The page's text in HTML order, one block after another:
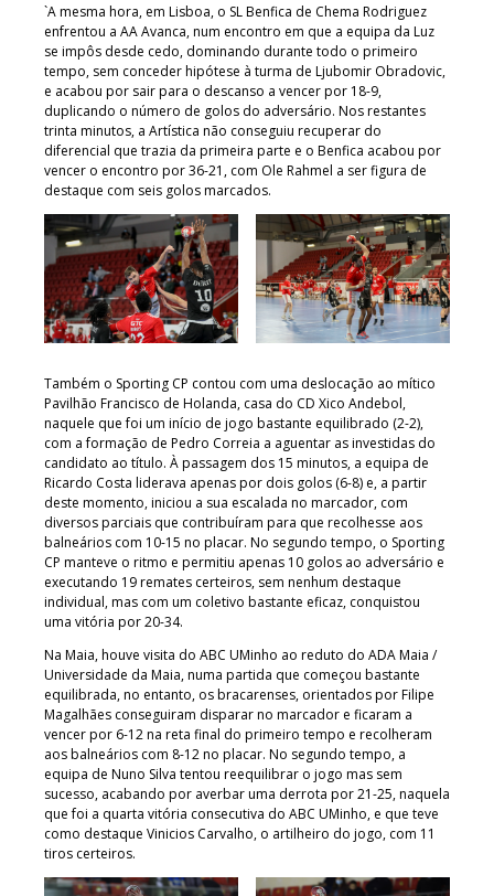
`A mesma hora, em Lisboa, o SL Benfica de Chema Rodriguez
enfrentou a AA Avanca, num encontro em que a equipa da Luz
se impôs desde cedo, dominando durante todo o primeiro
tempo, sem conceder hipótese à turma de Ljubomir Obradovic,
e acabou por sair para o descanso a vencer por 18-9,
duplicando o número de golos do adversário. Nos restantes
trinta minutos, a Artística não conseguiu recuperar do
diferencial que trazia da primeira parte e o Benfica acabou por
vencer o encontro por 36-21, com Ole Rahmel a ser figura de
destaque com seis golos marcados.
Também o Sporting CP contou com uma deslocação ao mítico
Pavilhão Francisco de Holanda, casa do CD Xico Andebol,
naquele que foi um início de jogo bastante equilibrado (2-2),
com a formação de Pedro Correia a aguentar as investidas do
candidato ao título. À passagem dos 15 minutos, a equipa de
Ricardo Costa liderava apenas por dois golos (6-8) e, a partir
deste momento, iniciou a sua escalada no marcador, com
diversos parciais que contribuíram para que recolhesse aos
balneários com 10-15 no placar. No segundo tempo, o Sporting
CP manteve o ritmo e permitiu apenas 10 golos ao adversário e
executando 19 remates certeiros, sem nenhum destaque
individual, mas com um coletivo bastante eficaz, conquistou
uma vitória por 20-34.
Na Maia, houve visita do ABC UMinho ao reduto do ADA Maia /
Universidade da Maia, numa partida que começou bastante
equilibrada, no entanto, os bracarenses, orientados por Filipe
Magalhães conseguiram disparar no marcador e ficaram a
vencer por 6-12 na reta final do primeiro tempo e recolheram
aos balneários com 8-12 no placar. No segundo tempo, a
equipa de Nuno Silva tentou reequilibrar o jogo mas sem
sucesso, acabando por averbar uma derrota por 21-25, naquela
que foi a quarta vitória consecutiva do ABC UMinho, e que teve
como destaque Vinicios Carvalho, o artilheiro do jogo, com 11
tiros certeiros.